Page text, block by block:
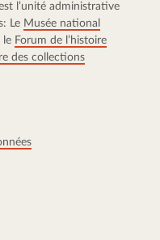
l’unité administrative
Le Musée national
le Forum de l’histoire
des collections